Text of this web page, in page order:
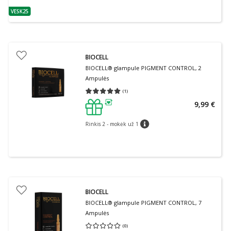
patarimas
VESK25
BIOCELL
BIOCELL® glampule PIGMENT CONTROL, 2
Ampulės
(1)
Vidutinis įvertinimas 5.00
patarimas
Rinkis 2 - mokėk už 1 patarimas
9,99 €
BIOCELL
BIOCELL® glampule PIGMENT CONTROL, 7
Ampulės
(0)
Vidutinis įvertinimas 0.00